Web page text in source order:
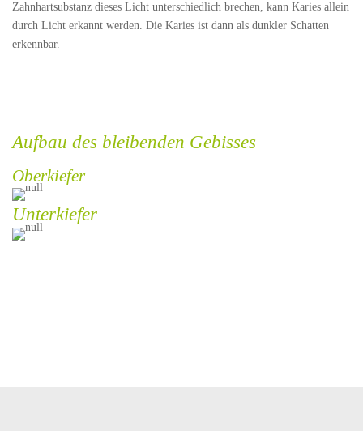
Zahnhartsubstanz dieses Licht unterschiedlich brechen, kann Karies allein
durch Licht erkannt werden. Die Karies ist dann als dunkler Schatten
erkennbar.
Aufbau des bleibenden Gebisses
Oberkiefer
Unterkiefer